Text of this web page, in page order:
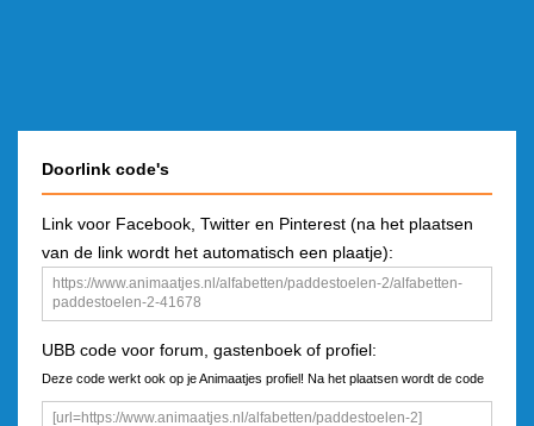
Doorlink code's
Link voor Facebook, Twitter en Pinterest (na het plaatsen
van de link wordt het automatisch een plaatje):
UBB code voor forum, gastenboek of profiel:
Deze code werkt ook op je Animaatjes profiel! Na het plaatsen wordt de code
een plaatje